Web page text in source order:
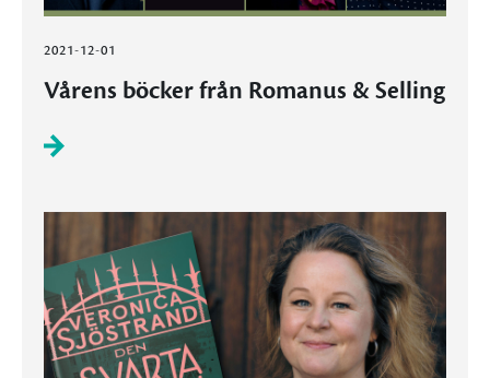
2021-12-01
Vårens böcker från Romanus & Selling